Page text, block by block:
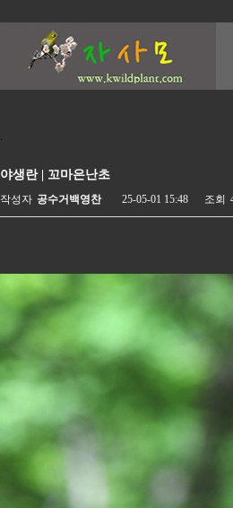
.
야생란 | 꼬마은난초
작성자 공수거백영찬 25-05-01 15:48 조회